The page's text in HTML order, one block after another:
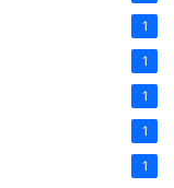
1
1
1
1
1